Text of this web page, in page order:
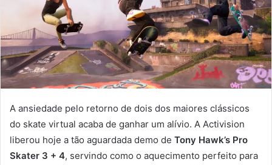
A ansiedade pelo retorno de dois dos maiores clássicos
do skate virtual acaba de ganhar um alívio. A Activision
liberou hoje a tão aguardada demo de Tony Hawk’s Pro
Skater 3 + 4, servindo como o aquecimento perfeito para